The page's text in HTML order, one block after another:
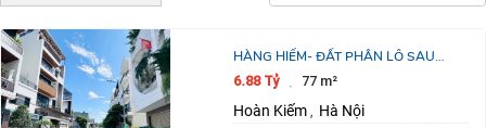
HÀNG HIẾM- ĐẤT PHÂN LÔ SAU
QUẬN UỶ HỒNG BÀNG 76M2- CHỈ
6.88 Tỷ · 77 m²
Hoàn Kiếm , Hà Nội